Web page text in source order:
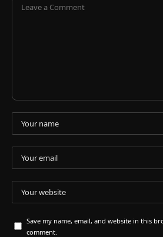
Save my name, email, and website in this
comment.